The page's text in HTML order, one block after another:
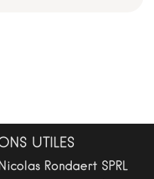
UTILES
Rondaert SPRL